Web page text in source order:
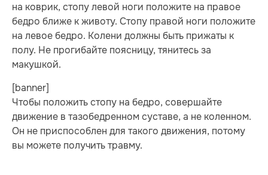
на коврик, стопу левой ноги положите на правое
бедро ближе к животу. Стопу правой ноги положите
на левое бедро. Колени должны быть прижаты к
полу. Не прогибайте поясницу, тянитесь за
макушкой.
[banner]
Чтобы положить стопу на бедро, совершайте
движение в тазобедренном суставе, а не коленном.
Он не приспособлен для такого движения, потому
вы можете получить травму.